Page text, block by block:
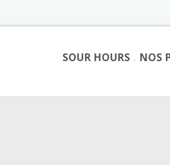
SOUR HOURS NOS